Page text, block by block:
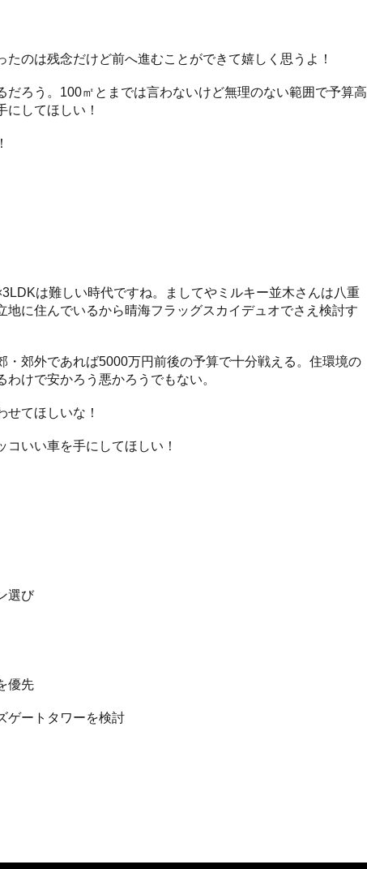
のは残念だけど前へ進むことができて嬉しく思うよ！
ろう。100㎡とまでは言わないけど無理のない範囲で予算高
してほしい！
は難しい時代ですね。ましてやミルキー並木さんは八重
に住んでいるから晴海フラッグスカイデュオでさえ検討す
・郊外であれば5000万円前後の予算で十分戦える。住環境の
けで安かろう悪かろうでもない。
てほしいな！
いい車を手にしてほしい！
選び
優先
ゲートタワーを検討